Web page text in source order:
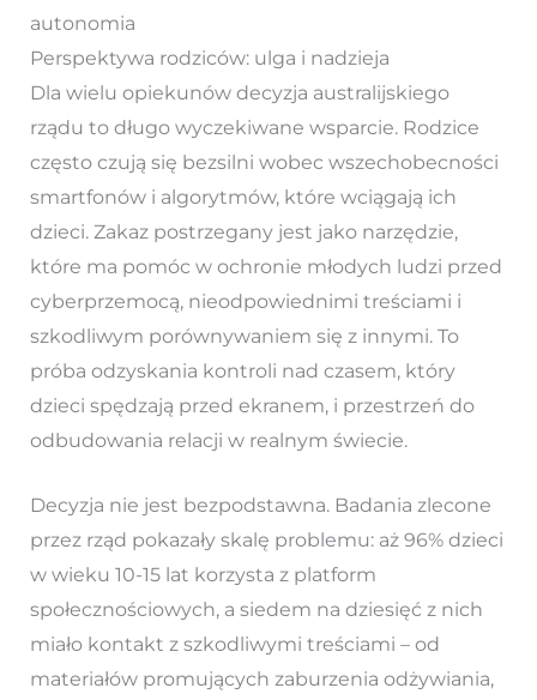
autonomia
Perspektywa rodziców: ulga i nadzieja
Dla wielu opiekunów decyzja australijskiego
rządu to długo wyczekiwane wsparcie. Rodzice
często czują się bezsilni wobec wszechobecności
smartfonów i algorytmów, które wciągają ich
dzieci. Zakaz postrzegany jest jako narzędzie,
które ma pomóc w ochronie młodych ludzi przed
cyberprzemocą, nieodpowiednimi treściami i
szkodliwym porównywaniem się z innymi. To
próba odzyskania kontroli nad czasem, który
dzieci spędzają przed ekranem, i przestrzeń do
odbudowania relacji w realnym świecie.
Decyzja nie jest bezpodstawna. Badania zlecone
przez rząd pokazały skalę problemu: aż 96% dzieci
w wieku 10-15 lat korzysta z platform
społecznościowych, a siedem na dziesięć z nich
miało kontakt z szkodliwymi treściami – od
materiałów promujących zaburzenia odżywiania,